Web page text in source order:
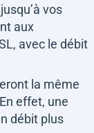
vos
aux
avec le débit
la même
effet, une
débit plus